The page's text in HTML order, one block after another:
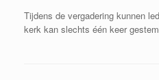
Tijdens de vergadering kunnen
kerk kan slechts één keer